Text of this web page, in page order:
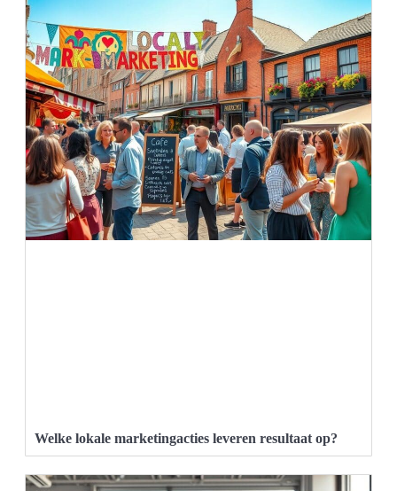
Welke lokale marketingacties leveren resultaat op?